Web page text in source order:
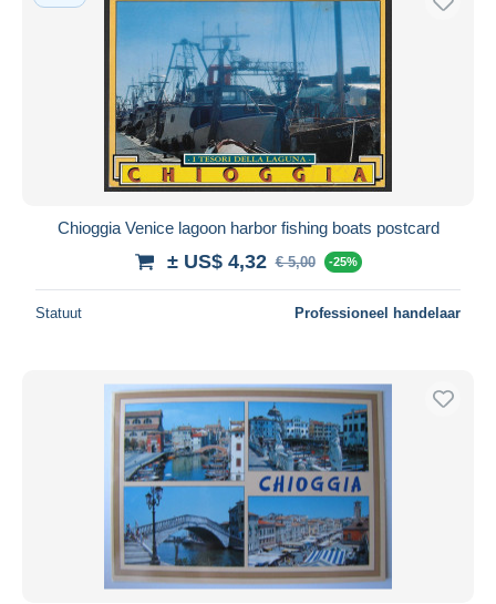
Chioggia Venice lagoon harbor fishing boats postcard
± US$ 4,32 € 5,00 -25%
Statuut Professioneel handelaar